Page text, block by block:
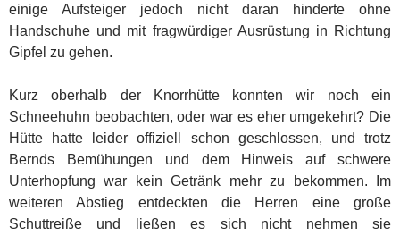
einige Aufsteiger jedoch nicht daran hinderte ohne
Handschuhe und mit fragwürdiger Ausrüstung in Richtung
Gipfel zu gehen.
Kurz oberhalb der Knorrhütte konnten wir noch ein
Schneehuhn beobachten, oder war es eher umgekehrt? Die
Hütte hatte leider offiziell schon geschlossen, und trotz
Bernds Bemühungen und dem Hinweis auf schwere
Unterhopfung war kein Getränk mehr zu bekommen. Im
weiteren Abstieg entdeckten die Herren eine große
Schuttreiße und ließen es sich nicht nehmen sie